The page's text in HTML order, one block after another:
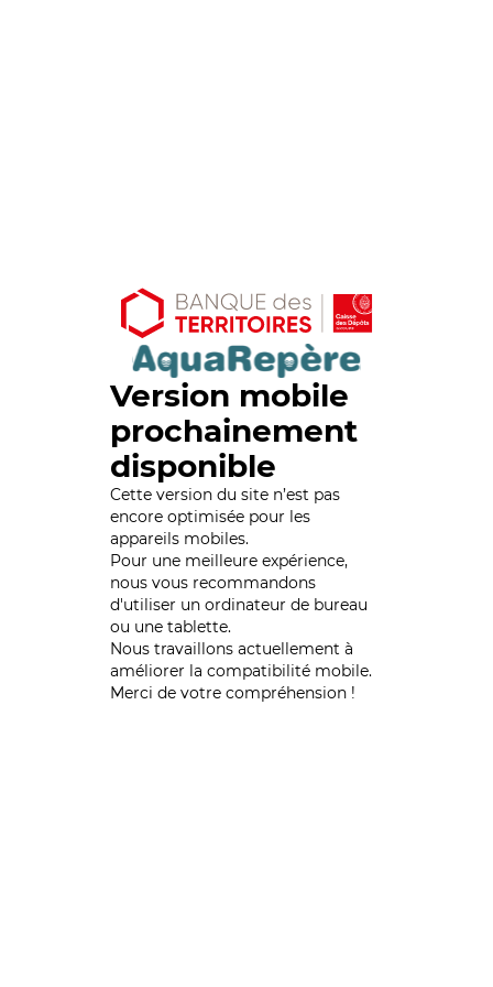
Version mobile
prochainement
disponible
Cette version du site n’est pas
encore optimisée pour les
appareils mobiles.
Pour une meilleure expérience,
nous vous recommandons
d'utiliser un ordinateur de bureau
ou une tablette.
Nous travaillons actuellement à
améliorer la compatibilité mobile.
Merci de votre compréhension !